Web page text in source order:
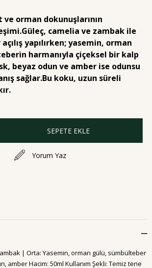
orman dokunuşlarının
camelia ve zambak ile
yapılırken; yasemin, orman
harmanıyla çiçeksel bir kalp
beyaz odun ve amber ise odunsu
sağlar.Bu koku, uzun süreli
Yorum Yaz
| Orta: Yasemin, orman gülü, sümbülteber
amber Hacim: 50ml Kullanım Şekli: Temiz tene